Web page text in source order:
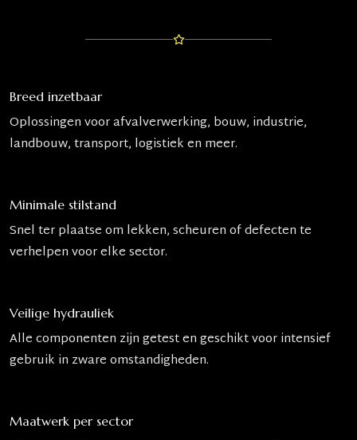
Breed inzetbaar
Oplossingen voor afvalverwerking, bouw, industrie,
landbouw, transport, logistiek en meer.
Minimale stilstand
Snel ter plaatse om lekken, scheuren of defecten te
verhelpen voor elke sector.
Veilige hydrauliek
Alle componenten zijn getest en geschikt voor intensief
gebruik in zware omstandigheden.
Maatwerk per sector